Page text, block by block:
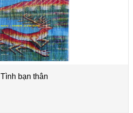
Tình bạn thân